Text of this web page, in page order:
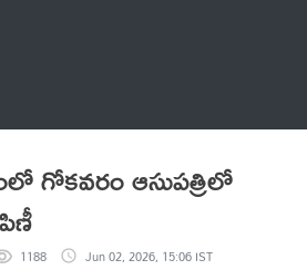
గోకవరం ఆసుపత్రిలో
1188 Jun 02, 2026, 15:06 IST